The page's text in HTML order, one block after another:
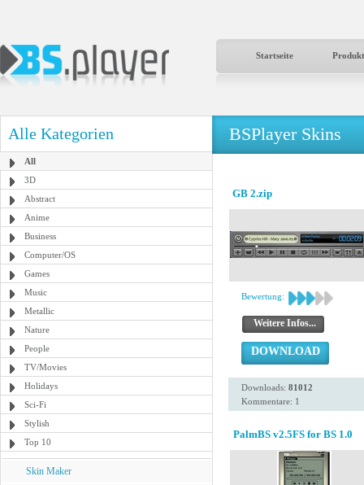
Startseite
Alle Kategorien
All
3D
Abstract
Anime
Business
Computer/OS
Games
Music
Metallic
Nature
People
TV/Movies
Holidays
Sci-Fi
Stylish
Top 10
Skin Maker
BSPlayer Skins
GB 2.zip
Bewertung:
Weitere Infos...
DOWNLOAD
Downloads: 81012
Kommentare: 1
PalmBS v2.5FS for BS 1.0